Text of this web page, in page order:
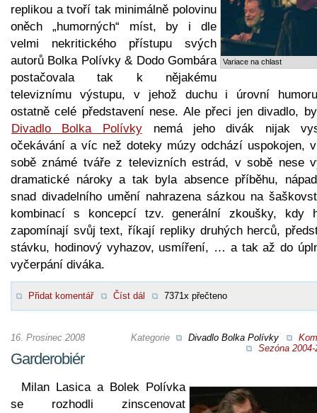
Variace na chlast
replikou a tvoří tak minimálně polovinu
oněch „humorných“ míst, by i dle
velmi nekritického přístupu svých
autorů Bolka Polívky & Dodo Gombára
postačovala tak k nějakému
televiznímu výstupu, v jehož duchu i úrovní
ostatně celé představení nese. Ale přeci jen divadlo,
Divadlo Bolka Polívky nemá jeho divák nijak
očekávání a víc než doteky múzy odchází uspokojen,
sobě známé tváře z televizních estrád, v sobě nese
dramatické nároky a tak byla absence příběhu,
snad divadelního umění nahrazena sázkou na
kombinací s koncepcí tzv. generální zkoušky, kdy
zapomínají svůj text, říkají repliky druhých herců,
stávku, hodinový vyhazov, usmíření, … a tak až do
vyčerpání diváka.
Přidat komentář Číst dál 7371x přečteno
Kategorie Divadlo Bolka Polívky
Sezóna 2004-
16. Prosinec 2008
Garderobiér
Milan Lasica a Bolek Polívka
se rozhodli zinscenovat